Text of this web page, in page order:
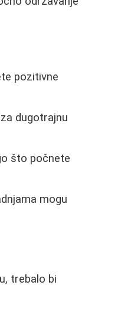
pozitivne
dugotrajnu
što počnete
mogu
trebalo bi